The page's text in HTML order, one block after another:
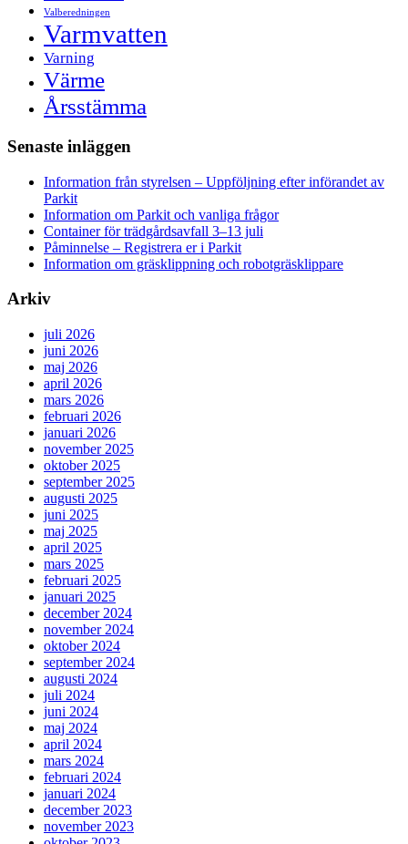
Valberedningen
Varmvatten
Varning
Värme
Årsstämma
Senaste inläggen
Information från styrelsen – Uppföljning efter införandet av
Parkit
Information om Parkit och vanliga frågor
Container för trädgårdsavfall 3–13 juli
Påminnelse – Registrera er i Parkit
Information om gräsklippning och robotgräsklippare
Arkiv
juli 2026
juni 2026
maj 2026
april 2026
mars 2026
februari 2026
januari 2026
november 2025
oktober 2025
september 2025
augusti 2025
juni 2025
maj 2025
april 2025
mars 2025
februari 2025
januari 2025
december 2024
november 2024
oktober 2024
september 2024
augusti 2024
juli 2024
juni 2024
maj 2024
april 2024
mars 2024
februari 2024
januari 2024
december 2023
november 2023